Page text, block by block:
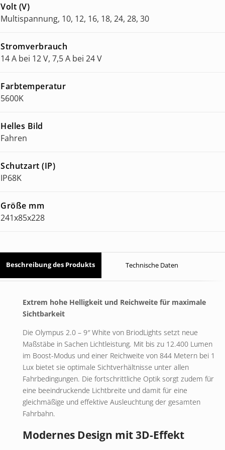
Volt (V)
Multispannung, 10, 12, 16, 18, 24, 28, 30
Stromverbrauch
14 A bei 12 V, 7,5 A bei 24 V
Farbtemperatur
5600K
Helles Bild
Fahren
Schutzart (IP)
IP68K
Größe mm
241x85x228
Beschreibung des Produkts Technische Daten
Extrem hohe Helligkeit und Reichweite für maximale
Sichtbarkeit
Die Olympus 2.0 – 9″ White von BriodLights setzt neue
Maßstäbe in Sachen Lichtleistung. Mit bis zu 12.400 Lumen
im Boost-Modus und einer Reichweite von 844 Metern bei 1
Lux bietet sie optimale Sichtverhältnisse unter allen
Fahrbedingungen. Die fortschrittliche Optik sorgt zudem für
eine beeindruckende Lichtbreite und damit für eine
gleichmäßige und effektive Ausleuchtung der gesamten
Fahrbahn.
Modernes Design mit 3D-Effekt